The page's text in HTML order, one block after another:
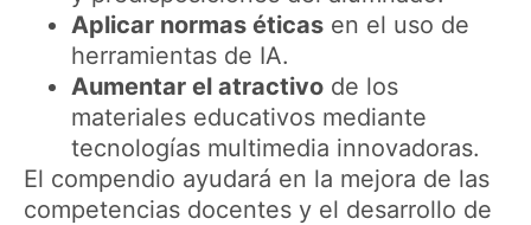
Aplicar normas éticas en el uso de
herramientas de IA.
Aumentar el atractivo de los
materiales educativos mediante
tecnologías multimedia innovadoras.
El compendio ayudará en la mejora de las
competencias docentes y el desarrollo de